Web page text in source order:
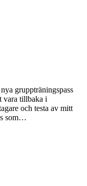
gruppträningspass
vara tillbaka i
och testa av mitt
som…